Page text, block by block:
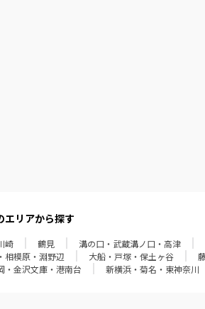
エリアから探す
崎 鶴見 溝の口・武蔵溝ノ口・高津
相模原・淵野辺
大船・戸塚・保土ヶ谷
・金沢文庫・港南台
新横浜・菊名・東神奈川